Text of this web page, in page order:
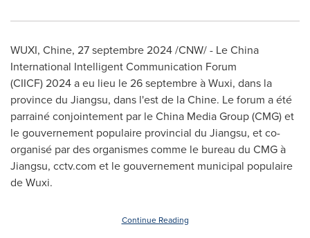
WUXI, Chine, 27 septembre 2024/CNW/ - Le China
International Intelligent Communication Forum
(CIICF) 2024 a eu lieu le 26 septembre à Wuxi, dans la
province du Jiangsu, dans l'est de la Chine. Le forum a été
parrainé conjointement par le China Media Group (CMG) et
le gouvernement populaire provincial du Jiangsu, et co-
organisé par des organismes comme le bureau du CMG à
Jiangsu, cctv.com et le gouvernement municipal populaire
de Wuxi.
Continue Reading